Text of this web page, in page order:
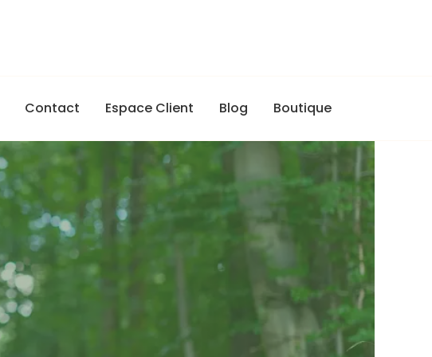
Contact Espace Client Blog Boutique